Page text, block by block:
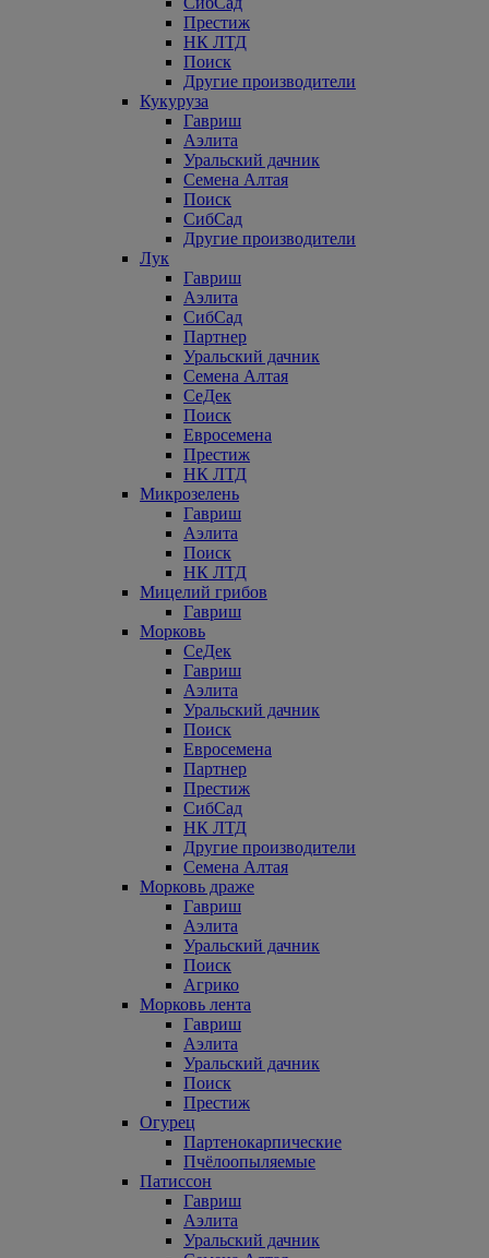
Престиж
НК ЛТД
Поиск
Другие производители
Кукуруза
Гавриш
Аэлита
Уральский дачник
Семена Алтая
Поиск
СибСад
Другие производители
Лук
Гавриш
Аэлита
СибСад
Партнер
Уральский дачник
Семена Алтая
СеДек
Поиск
Евросемена
Престиж
НК ЛТД
Микрозелень
Гавриш
Аэлита
Поиск
НК ЛТД
Мицелий грибов
Гавриш
Морковь
СеДек
Гавриш
Аэлита
Уральский дачник
Поиск
Евросемена
Партнер
Престиж
СибСад
НК ЛТД
Другие производители
Семена Алтая
Морковь драже
Гавриш
Аэлита
Уральский дачник
Поиск
Агрико
Морковь лента
Гавриш
Аэлита
Уральский дачник
Поиск
Престиж
Огурец
Партенокарпические
Пчёлоопыляемые
Патиссон
Гавриш
Аэлита
Уральский дачник